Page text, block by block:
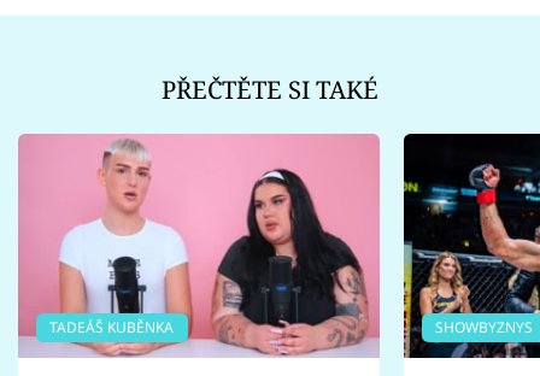
PŘEČTĚTE SI TAKÉ
TADEÁŠ KUBĚNKA SHOWBYZNYS